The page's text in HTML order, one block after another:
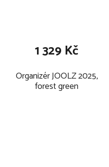
Organizér JOOLZ 2025,
forest green
1 329 Kč